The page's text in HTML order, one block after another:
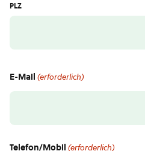
PLZ
E-Mail (erforderlich)
Telefon/Mobil (erforderlich)